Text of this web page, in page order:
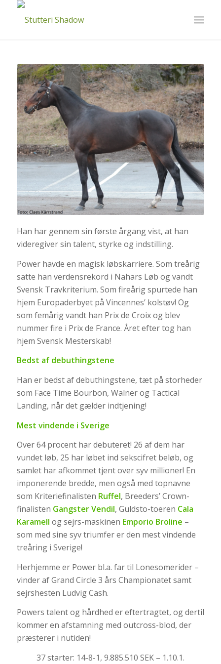
Han har gennem sin første årgang vist, at han
videregiver sin talent, styrke og indstilling.
Power havde en magisk løbskarriere. Som treårig
satte han verdensrekord i Nahars Løb og vandt
Svensk Travkriterium. Som fireårig spurtede han
hjem Europaderbyet på Vincennes’ kolstøv! Og
som femårig vandt han Prix de Croix og blev
nummer fire i Prix de France. Året efter tog han
hjem Svensk Mesterskab!
Bedst af debuthingstene
Han er bedst af debuthingstene, tæt på storheder
som Face Time Bourbon, Walner og Tactical
Landing, når det gælder indtjening!
Mest vindende i Sverige
Over 64 procent har debuteret! 26 af dem har
vundet løb, 25 har løbet ind sekscifret beløb, og
samlet har afkommet tjent over syv millioner! En
imponerende bredde, men også med topnavne
som Kriteriefinalisten Ruffel, Breeders’ Crown-
finalisten Gangster Vendil, Guldsto-toeren Cala
Karamell og sejrs-maskinen Emporio Broline –
som med sine syv triumfer er den mest vindende
treåring i Sverige!
Herhjemme er Power bl.a. far til Lonesomerider –
vinder af Grand Circle 3 års Championatet samt
sejrshesten Ludvig Cash.
Powers talent og hårdhed er eftertragtet, og dertil
kommer en afstamning med outcross-blod, der
præsterer i nutiden!
37 starter: 14-8-1, 9.885.510 SEK – 1.10.1.